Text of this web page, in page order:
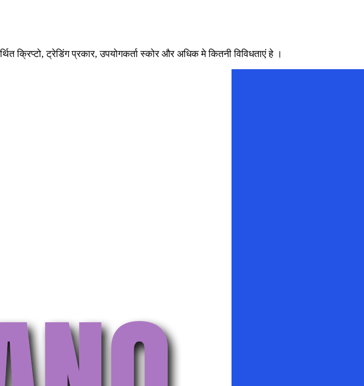
क्रिप्टो, ट्रेडिंग प्रकार, उपयोगकर्ता स्कोर और अधिक मे कितनी विविधताएं हे ।